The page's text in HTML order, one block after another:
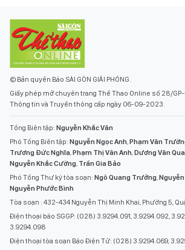
© Bản quyền Báo SÀI GÒN GIẢI PHÓNG.
Giấy phép mở chuyên trang Thể Thao Online số 28/GP-
Thông tin và Truyền thông cấp ngày 06-09-2023.
Tổng Biên tập: Nguyễn Khắc Văn
Phó Tổng Biên tập: Nguyễn Ngọc Anh,Phạm Văn
Trương Đức Nghĩa,Phạm Thị Vân Anh,Dương Văn
Nguyễn Khắc Cường, Trần Gia Bảo
Phó Tổng Thư ký tòa soạn: Ngô Quang Trưởng,
Nguyễn Phước Bình
Tòa soạn : 432-434 Nguyễn Thị Minh Khai, Phường 5,
Điện thoại báo SGGP: (028) 3.9294.091, 3.9294.092,
3.9294.098
Điện thoại tòa soạn Báo Điện Tử: (028) 3.9294.069,